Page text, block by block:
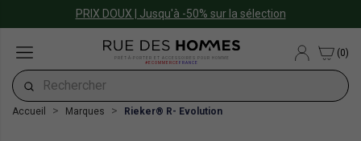
PRIX DOUX | Jusqu'à -50% sur la sélection
PRÊT-À-PORTER ET ACCESSOIRES POUR HOMME
#ECOMMERCE FRANCE
(0)
Accueil Marques Rieker® R- Evolution